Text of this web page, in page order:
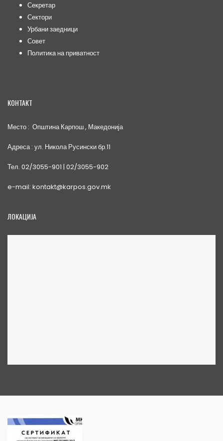
Секретар
Сектори
Урбани заедници
Совет
Политика на приватност
КОНТАКТ
Место : Општина Карпош , Македонија
Адреса : ул. Никола Русински бр.11
Тел. 02/3055-901 | 02/3055-902
e-mail: kontakt@karpos.gov.mk
ЛОКАЦИЈА